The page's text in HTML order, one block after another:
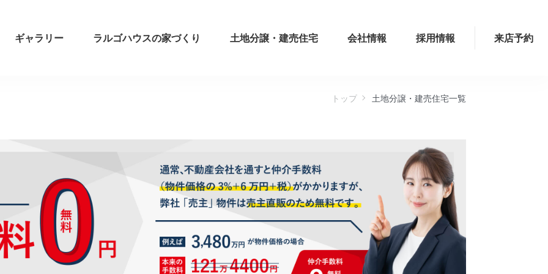
ギャラリー ラルゴハウスの家づくり 土地分譲・建売住宅 会社情報 採用情報 来店予約
トップ 土地分譲・建売住宅一覧